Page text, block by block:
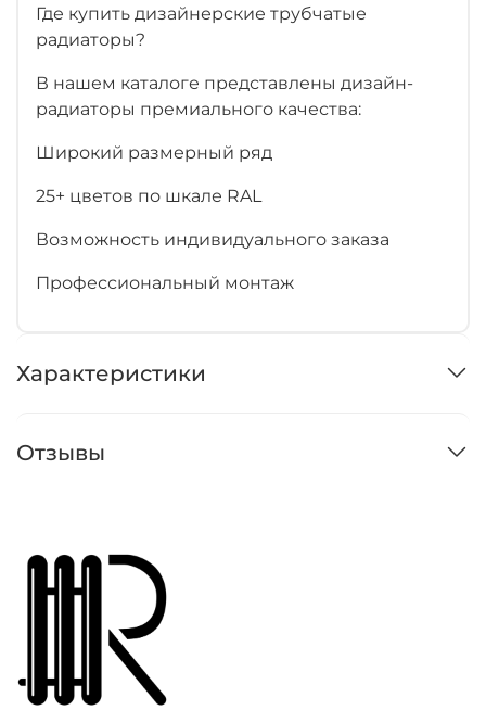
Где купить дизайнерские трубчатые
радиаторы?
В нашем каталоге представлены дизайн-
радиаторы премиального качества:
Широкий размерный ряд
25+ цветов по шкале RAL
Возможность индивидуального заказа
Профессиональный монтаж
Характеристики
Отзывы